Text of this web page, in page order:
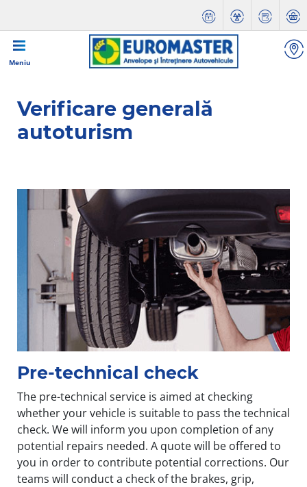
Meniu
Verificare generală
autoturism
Pre-technical check
The pre-technical service is aimed at checking
whether your vehicle is suitable to pass the technical
check. We will inform you upon completion of any
potential repairs needed. A quote will be offered to
you in order to contribute potential corrections. Our
teams will conduct a check of the brakes, grip,